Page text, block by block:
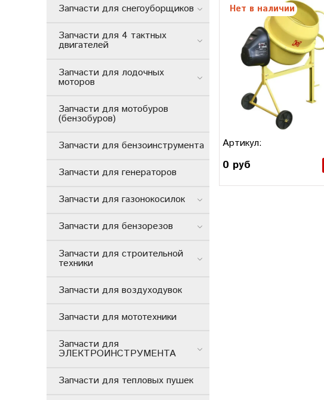
Нет в наличии
Артикул:
0 руб
Запчасти для снегоуборщиков
Запчасти для 4 тактных
двигателей
Запчасти для лодочных
моторов
Запчасти для мотобуров
(бензобуров)
Запчасти для бензоинструмента
Запчасти для генераторов
Запчасти для газонокосилок
Запчасти для бензорезов
Запчасти для строительной
техники
Запчасти для воздуходувок
Запчасти для мототехники
Запчасти для
ЭЛЕКТРОИНСТРУМЕНТА
Запчасти для тепловых пушек